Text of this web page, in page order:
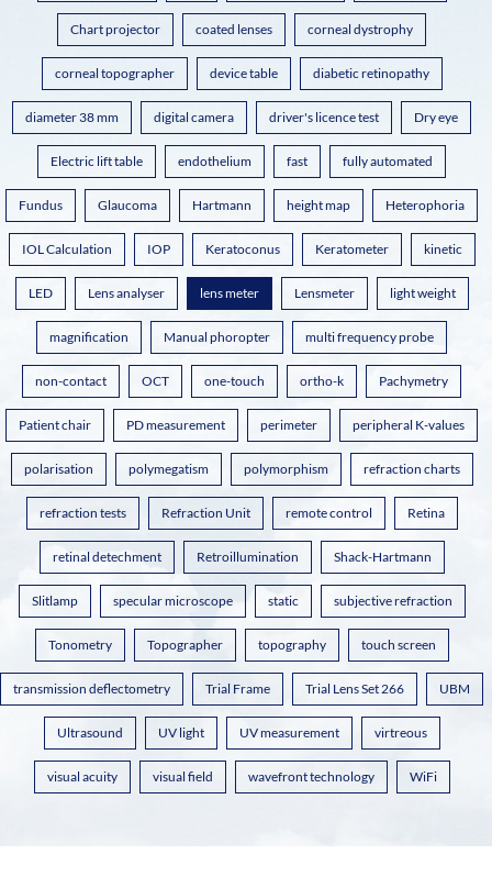
Chart projector coated lenses corneal dystrophy
corneal topographer device table diabetic retinopathy
diameter 38 mm digital camera driver's licence test Dry eye
Electric lift table endothelium fast fully automated
Fundus Glaucoma Hartmann height map Heterophoria
IOL Calculation IOP Keratoconus Keratometer kinetic
LED Lens analyser lens meter Lensmeter light weight
magnification Manual phoropter multi frequency probe
non-contact OCT one-touch ortho-k Pachymetry
Patient chair PD measurement perimeter peripheral K-values
polarisation polymegatism polymorphism refraction charts
refraction tests Refraction Unit remote control Retina
retinal detechment Retroillumination Shack-Hartmann
Slitlamp specular microscope static subjective refraction
Tonometry Topographer topography touch screen
transmission deflectometry Trial Frame Trial Lens Set 266 UBM
Ultrasound UV light UV measurement virtreous
visual acuity visual field wavefront technology WiFi